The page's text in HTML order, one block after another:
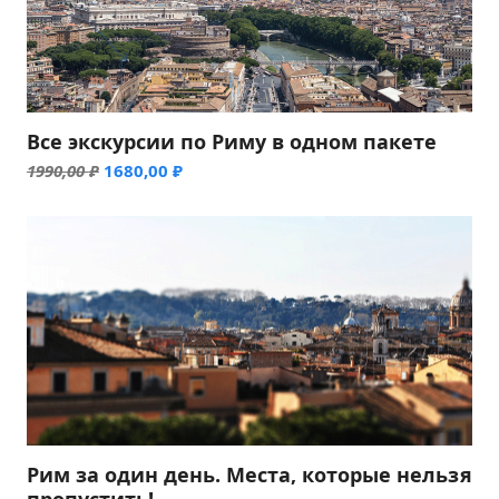
Все экскурсии по Риму в одном пакете
1990,00₽ Первоначальная
1680,00 ₽Текущая
1680,00 ₽.
Рим за один день. Места, которые нельзя